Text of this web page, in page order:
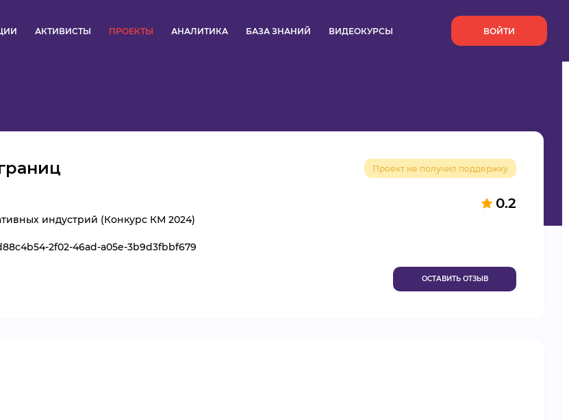
АКТИВИСТЫ ПРОЕКТЫ АНАЛИТИКА БАЗА ЗНАНИЙ ВИДЕОКУРСЫ ВОЙТИ
ПРОЕКТЫ
АНАЛИТИКА
Проект не получил поддержку
0.2
индустрий (Конкурс КМ 2024)
2f02-46ad-a05e-3b9d3fbbf679
ОСТАВИТЬ ОТЗЫВ